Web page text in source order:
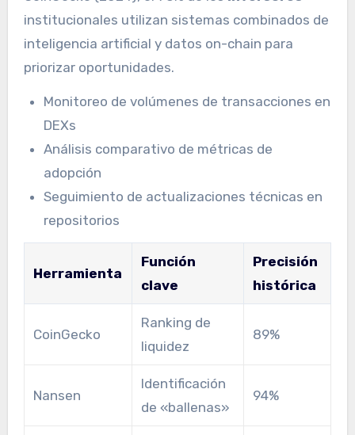
institucionales utilizan sistemas combinados de
inteligencia artificial y datos on-chain para
priorizar oportunidades.
Monitoreo de volúmenes de transacciones en
DEXs
Análisis comparativo de métricas de
adopción
Seguimiento de actualizaciones técnicas en
repositorios
Herramienta
Función
clave
Precisión
histórica
CoinGecko
Ranking de
liquidez
89%
Nansen
Identificación
de «ballenas»
94%